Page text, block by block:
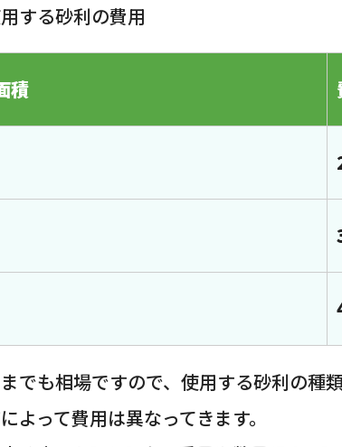
する砂利の費用
積
でも相場ですので、使用する砂利の
よって費用は異なってきます。